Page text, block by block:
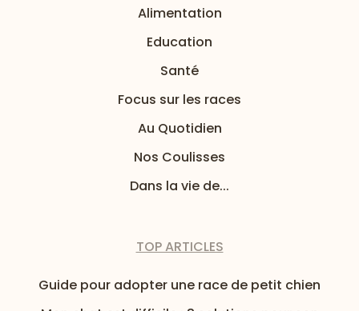
Alimentation
Education
Santé
Focus sur les races
Au Quotidien
Nos Coulisses
Dans la vie de...
TOP ARTICLES
Guide pour adopter une race de petit chien